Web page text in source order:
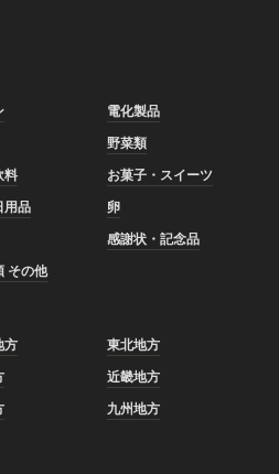
電化製品
野菜類
料
お菓子・スイーツ
用品
卵
感謝状・記念品
その他
方
東北地方
近畿地方
九州地方